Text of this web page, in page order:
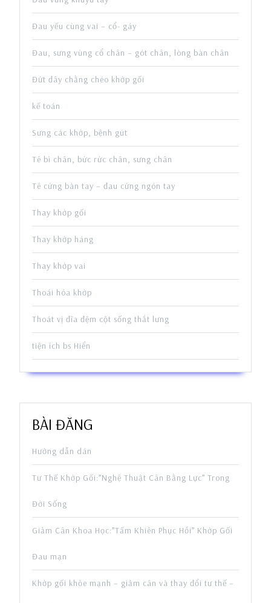
Đau yếu cùng vai – cổ- gáy
Đau, sưng vùng cổ chân – gót chân, lòng bàn chân
Đứt đây chằng chéo khớp gối
kế toán
Sưng các khớp, bệnh gút
Tê bì chân, bức rức chân, sưng chân
Tê cứng bàn tay – đau cứng ngón tay
Thay khớp gối
Thay khớp háng
Thay khớp vai
Thoái hóa khớp
Thoát vị đĩa đệm cột sống thắt lưng
tiện ích bs Hiển
BÀI ĐĂNG
Hướng dẫn dán
Tư Thế Khớp Gối:”Nghệ Thuật Cân Bằng Lực” Trong
Đời Sống
Giảm Cân Khoa Học:”Tấm Khiên Phục Hồi” Khớp Gối
Đau mạn
Khớp gối khỏe mạnh – giảm cân và thay đổi tư thế –